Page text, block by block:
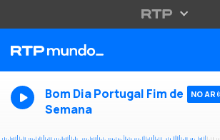
Bom Dia Portugal Fim de
Semana
NO AR